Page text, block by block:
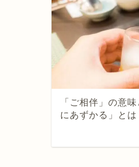
「ご相伴」の意
にあずかる」と